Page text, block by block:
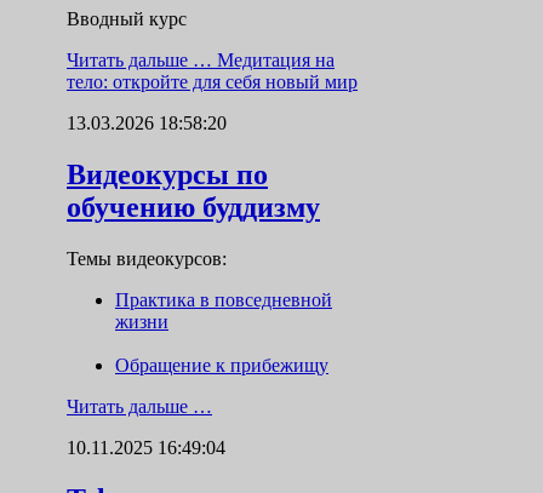
Вводный курс
Читать дальше … Медитация на
тело: откройте для себя новый мир
13.03.2026 18:58:20
Видеокурсы по
обучению буддизму
Темы видеокурсов:
Практика в повседневной
жизни
Обращение к прибежищу
Читать дальше …
10.11.2025 16:49:04